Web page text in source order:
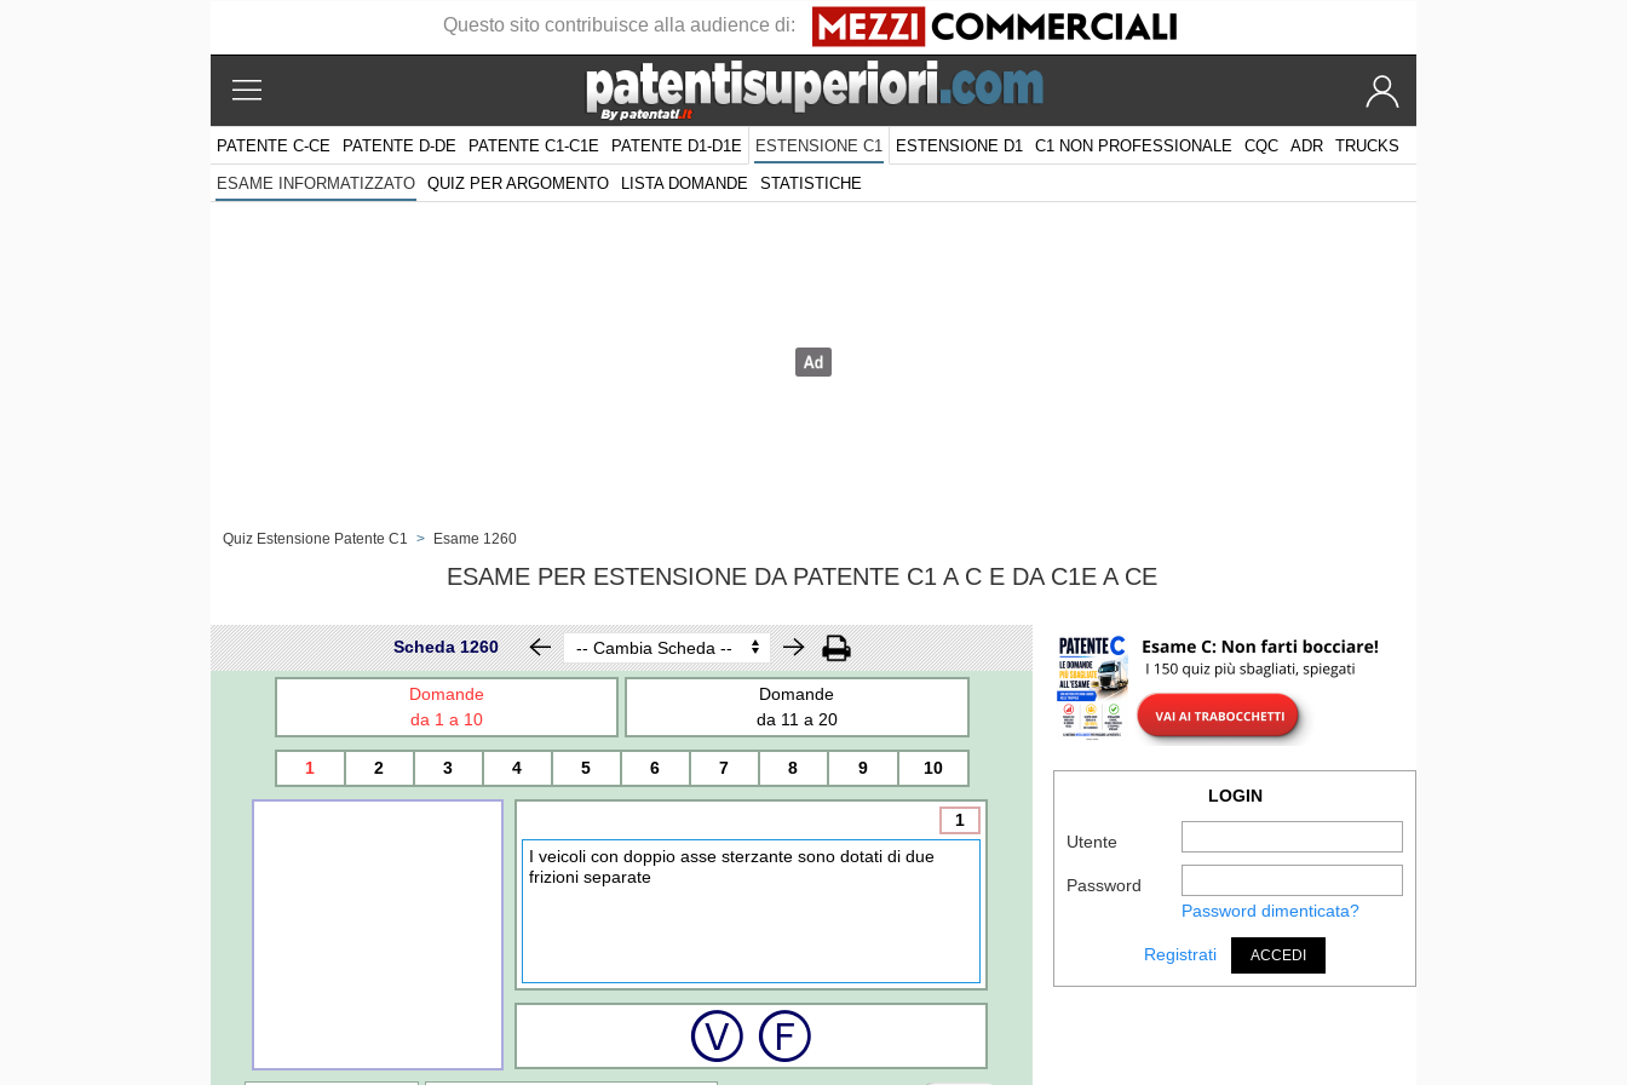
PATENTE C-CE PATENTE D-DE PATENTE C1-C1E PATENTE D1-D1E ESTENSIONE C1 ESTENSIONE D1 C1 NON PROFESSIONALE CQC ADR TRUCKS
ESAME INFORMATIZZATO QUIZ PER ARGOMENTO LISTA DOMANDE STATISTICHE
Quiz Estensione Patente C1 > Esame 1260
ESAME PER ESTENSIONE DA PATENTE C1 A C E DA C1E A CE
Scheda 1260
Domande
da 1 a 10
Domande
da 11 a 20
1 2 3 4 5 6 7 8 9 10
1
I veicoli con doppio asse sterzante sono dotati di due
frizioni separate
LOGIN
Utente
Password
Password dimenticata?
Registrati ACCEDI
Questo sito contribuisce alla audience di: